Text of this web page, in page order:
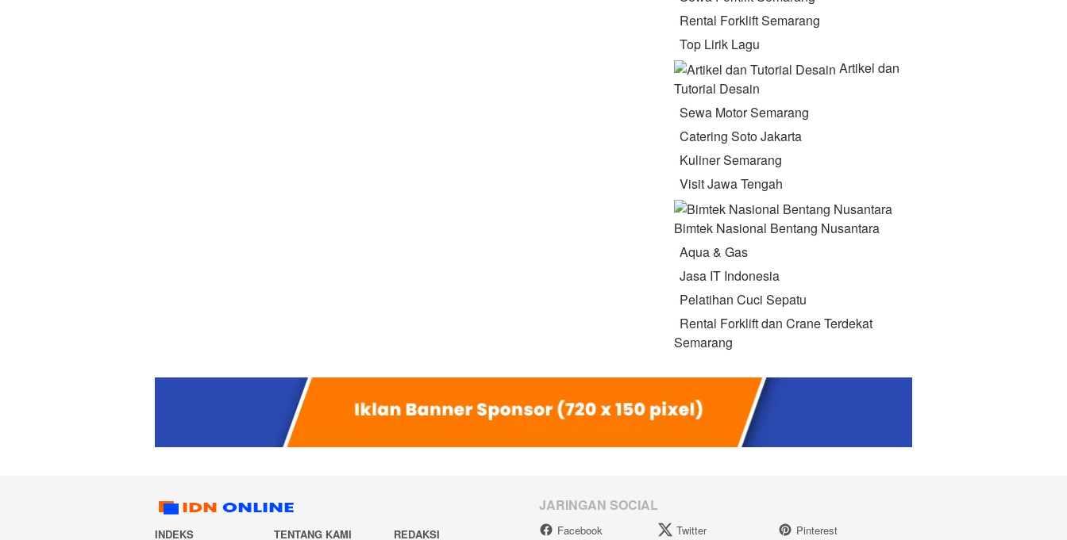
Rental Forklift Semarang
Top Lirik Lagu
Artikel dan
Tutorial Desain
Sewa Motor Semarang
Catering Soto Jakarta
Visit Jawa Tengah
Bimtek Nasional Bentang Nusantara
Aqua & Gas
Jasa IT Indonesia
Pelatihan Cuci Sepatu
Rental Forklift dan Crane Terdekat
Semarang
INDEKS TENTANG KAMI REDAKSI
JARINGAN SOCIAL
Facebook Twitter Pinterest